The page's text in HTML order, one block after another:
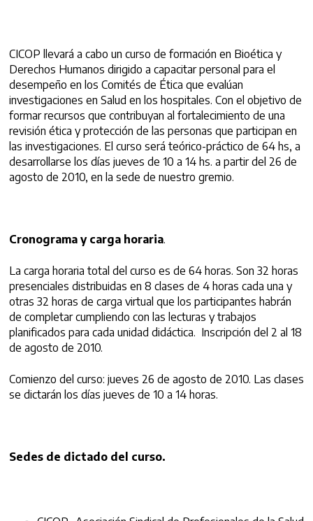
CICOP llevará a cabo un curso de formación en Bioética y
Derechos Humanos dirigido a capacitar personal para el
desempeño en los Comités de Ética que evalúan
investigaciones en Salud en los hospitales. Con el objetivo de
formar recursos que contribuyan al fortalecimiento de una
revisión ética y protección de las personas que participan en
las investigaciones. El curso será teórico-práctico de 64 hs, a
desarrollarse los días jueves de 10 a 14 hs. a partir del 26 de
agosto de 2010, en la sede de nuestro gremio.
Cronograma y carga horaria.
La carga horaria total del curso es de 64 horas. Son 32 horas
presenciales distribuidas en 8 clases de 4 horas cada una y
otras 32 horas de carga virtual que los participantes habrán
de completar cumpliendo con las lecturas y trabajos
planificados para cada unidad didáctica. Inscripción del 2 al 18
de agosto de 2010.
Comienzo del curso: jueves 26 de agosto de 2010. Las clases
se dictarán los días jueves de 10 a 14 horas.
Sedes de dictado del curso.